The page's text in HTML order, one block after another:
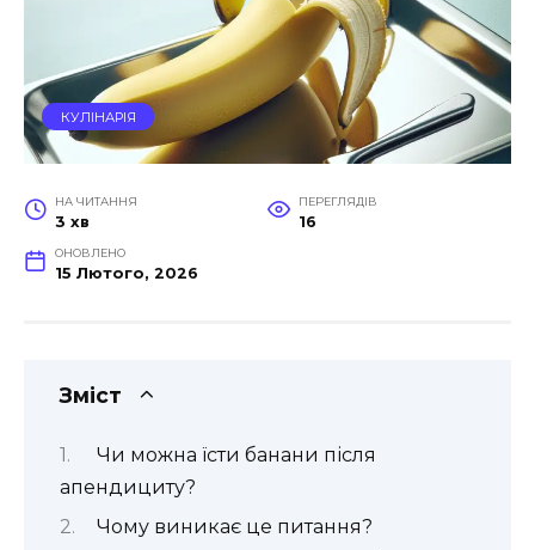
КУЛІНАРІЯ
НА ЧИТАННЯ
3 хв
ПЕРЕГЛЯДІВ
16
ОНОВЛЕНО
15 Лютого, 2026
Зміст
Чи можна їсти банани після
апендициту?
Чому виникає це питання?